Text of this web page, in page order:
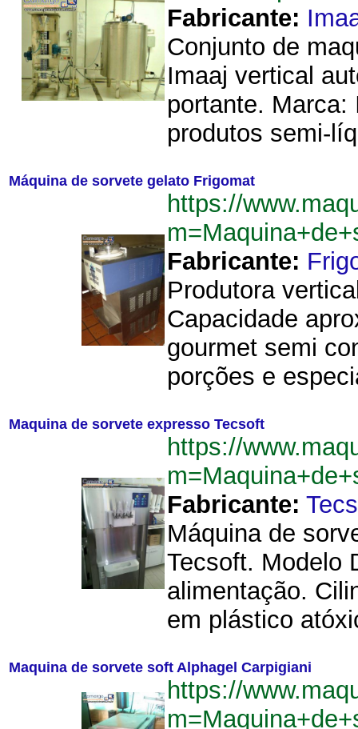
Fabricante:
Conjunto de
Imaaj vertical
portante. Marca:
produtos semi-
Máquina de sorvete gelato Frigomat
https://
Fabricante:
Produtora
Capacidade
gourmet semi
porções e
Maquina de sorvete expresso Tecsoft
https://
Fabricante:
Máquina de
Tecsoft. Modelo
alimentação.
em plástico
Maquina de sorvete soft Alphagel Carpigiani
https://